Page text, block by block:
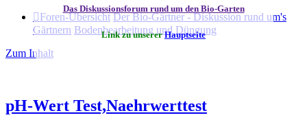
Das Diskussionsforum rund um den Bio-Garten
Link zu unsererHauptseite
Foren-Übersicht Der Bio-Gärtner - Diskussion rund um's
Gärtnern Bodenbearbeitung und Düngung
Zum Inhalt
pH-Wert Test,Naehrwerttest